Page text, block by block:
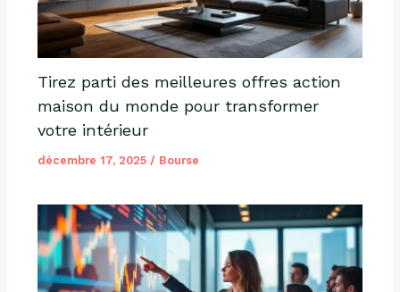
Tirez parti des meilleures offres action
maison du monde pour transformer
votre intérieur
décembre 17, 2025 / Bourse